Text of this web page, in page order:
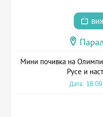
Мини почивка на
Русе и
Дата: